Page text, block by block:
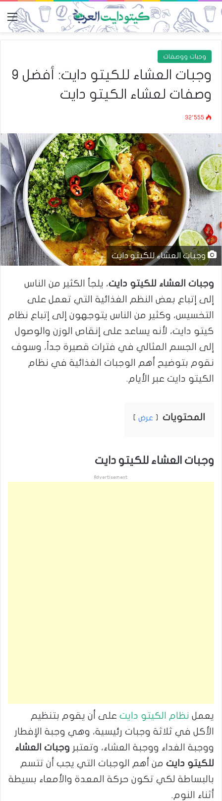
وجبات ووصفات
وجبات العشاء للكيتو دايت: أفضل 9
وصفات لعشاء الكيتو دايت
32٬555
وجبات العشاء للكيتو دايت
وجبات العشاء للكيتو دايت، يلجأ الكثير من الناس
إلى إتباع بعض النظم الغذائية التي تعمل على
التخسيس، وكثير من الناس يتوجهون إلى إتباع نظام
كيتو دايت، لأنه يساعد على إنقاص الوزن والوصول
إلى الجسم المثالي في فترات قصيرة جداً، وسوف
نقوم بتوضيح أهم الوجبات الغذائية في نظام
الكيتو دايت عبر الأيام.
المحتويات عرض
وجبات العشاء للكيتو دايت
Advertisement
يعمل نظام الكيتو دايت على أن يقوم بتنظيم
الأكل في ثلاثة وجبات رئيسية، وهي وجبة الإفطار
ووجبة الغداء ووجبة العشاء، وتعتبر وجبات العشاء
للكيتو دايت من أهم الوجبات التي يجب أن تتسم
بالبساطة لكي تكون حركة المعدة والأمعاء بسيطة
أثناء النوم.